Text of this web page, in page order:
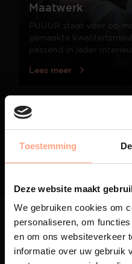
Toestemming
Deze website maakt
We gebruiken cookies om
personaliseren, om
en om ons websiteverkeer
informatie over uw gebruik
Maatwerk
PUUUR staat voor op
gemaakte
passend in ieder
Lees meer